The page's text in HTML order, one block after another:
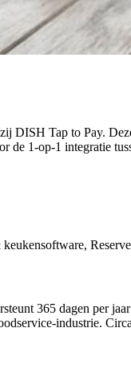
DISH Tap to Pay.
de 1-op-1 integratie
365 dagen per
industrie.